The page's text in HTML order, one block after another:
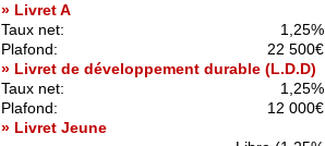
» Livret A
Taux net:
1,25%
Plafond:
22 500€
» Livret de développement durable (L.D.D)
Taux net:
1,25%
Plafond:
12 000€
» Livret Jeune